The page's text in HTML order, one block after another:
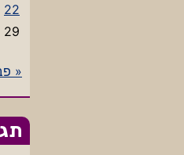
22
29
«